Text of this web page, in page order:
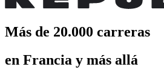
Más de 20.000 carreras
en Francia y más allá